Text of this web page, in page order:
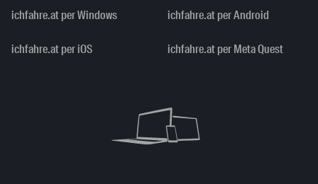
ichfahre.at per Windows ichfahre.at per Android
ichfahre.at per iOS ichfahre.at per Meta Quest